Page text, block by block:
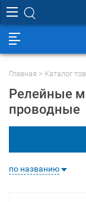
Главная Каталог
Релейные
проводные
по названию